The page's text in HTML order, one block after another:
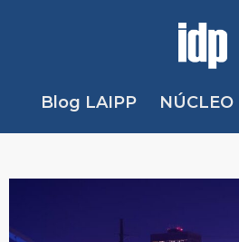
Blog LAIPP NÚCLEO